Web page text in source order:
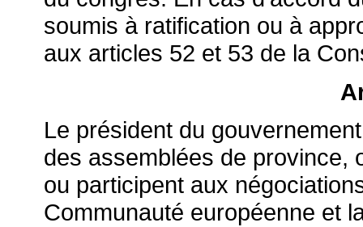
soumis à ratification ou à
aux articles 52 et 53 de la
Le président du
des assemblées de province,
ou participent aux
Communauté européenne et